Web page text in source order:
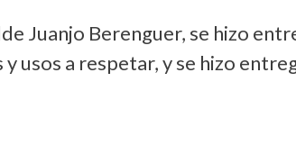
Juanjo Berenguer, se hizo
usos a respetar, y se hizo